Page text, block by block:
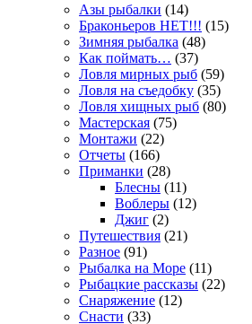
Азы рыбалки (14)
Браконьеров НЕТ!!! (15)
Зимняя рыбалка (48)
Как поймать… (37)
Ловля мирных рыб (59)
Ловля на съедобку (35)
Ловля хищных рыб (80)
Мастерская (75)
Монтажи (22)
Отчеты (166)
Приманки (28)
Блесны (11)
Воблеры (12)
Джиг (2)
Путешествия (21)
Разное (91)
Рыбалка на Море (11)
Рыбацкие рассказы (22)
Снаряжение (12)
Снасти (33)